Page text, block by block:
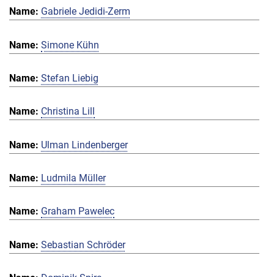
Gabriele Jedidi-Zerm
Simone Kühn
Stefan Liebig
Christina Lill
Ulman Lindenberger
Ludmila Müller
Graham Pawelec
Sebastian Schröder